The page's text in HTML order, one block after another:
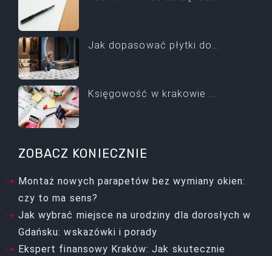
Jak dopasować płytki do...
Księgowość w krakowie ...
ZOBACZ KONIECZNIE
Montaż nowych parapetów bez wymiany okien:
czy to ma sens?
Jak wybrać miejsce na urodziny dla dorosłych w
Gdańsku: wskazówki i porady
Ekspert finansowy Kraków: Jak skutecznie